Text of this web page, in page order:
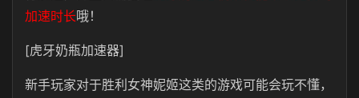
加速时长哦！
[虎牙奶瓶加速器]
新手玩家对于胜利女神妮姬这类的游戏可能会玩不懂，